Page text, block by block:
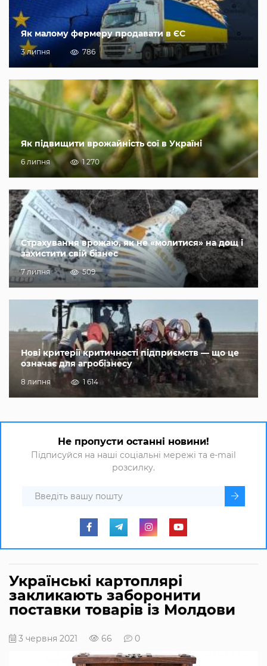
Як малому фермеру продавати в ЄС
3 липня 786
Як підвищити врожайність сої в Україні
6 липня 1 270
Страхування врожаю, як не «молитися» на дощ і
захистити свій бізнес
7 липня 509
Нові критерії критичності підприємств — що це
означає для агробізнесу
8 липня 1 614
Не пропусти останні новини!
Підписуйся на наші соціальні мережі та e-mail
розсилку.
Українські картоплярі
закликають заборонити
поставки товарів із Молдови
3 червня 2021 66 0